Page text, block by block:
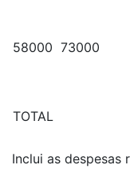
58000 73000
TOTAL
Inclui as despesas